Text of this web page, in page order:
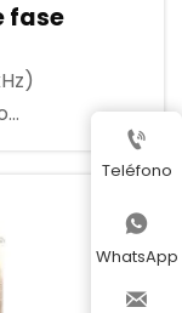
fase

Teléfono

WhatsApp
